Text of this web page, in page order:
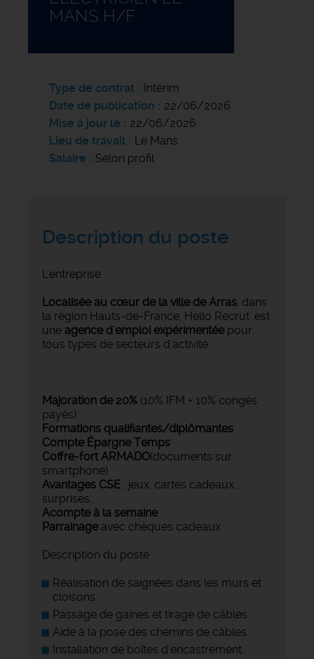
MANS H/F
Type de contrat
Intérim
Date de publication
22/06/2026
Mise à jour le
22/06/2026
Lieu de travail
Le Mans
Salaire
Selon profil
Description du poste
L'entreprise
Localisée au cœur de la ville de Arras , dans
la région Hauts-de-France, Hello Recrut' est
une agence d'emploi expérimentéepour
tous types de secteurs d'activité.
Majoration de 20% (10% IFM + 10% congés
payés)
Formations qualifiantes/diplômantes
Compte Épargne Temps
Coffre-fort ARMADO(documents sur
smartphone)
Avantages CSE : jeux, cartes cadeaux,
surprises…
Acompte à la semaine
Parrainageavec chèques cadeaux
Description du poste
Réalisation de saignées dans les murs et
cloisons.
Passage de gaines et tirage de câbles.
Aide à la pose des chemins de câbles.
Installation de boîtes d'encastrement.